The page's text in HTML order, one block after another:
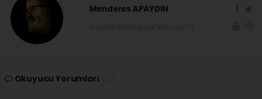
Menderes APAYDIN
Okuyucu Yorumları